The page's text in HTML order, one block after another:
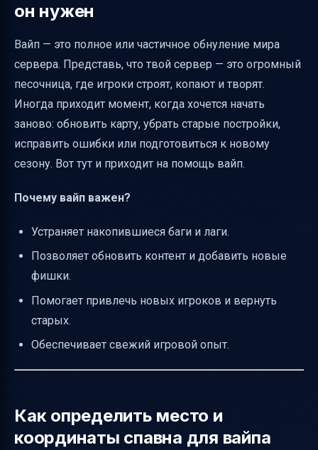
Визуальные элементы и ссылки для
удобства
Итоговая таблица: что нужно знать о вайпе
сервера
Полезные ссылки
он нужен
Вайп — это полное или частичное обнуление мира
сервера. Представь, что твой сервер — это огромный
песочница, где игроки строят, копают и творят.
Иногда приходит момент, когда хочется начать
заново: обновить карту, убрать старые постройки,
исправить ошибки или подготовиться к новому
сезону. Вот тут и приходит на помощь вайп.
Почему вайп важен?
Устраняет накопившиеся баги и лаги.
Позволяет обновить контент и добавить новые
фишки.
Помогает привлечь новых игроков и вернуть
старых.
Обеспечивает свежий игровой опыт.
Как определить место и
координаты спавна для вайпа